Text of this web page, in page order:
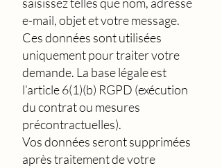
e-mail, objet et votre message.
Ces données sont utilisées
uniquement pour traiter votre
demande. La base légale est
l’article 6(1)(b) RGPD (exécution
du contrat ou mesures
précontractuelles).
Vos données seront supprimées
après traitement de votre